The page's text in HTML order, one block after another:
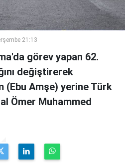
21:13
görev yapan 62.
değiştirerek
(Ebu Amşe) yerine Türk
Ömer Muhammed